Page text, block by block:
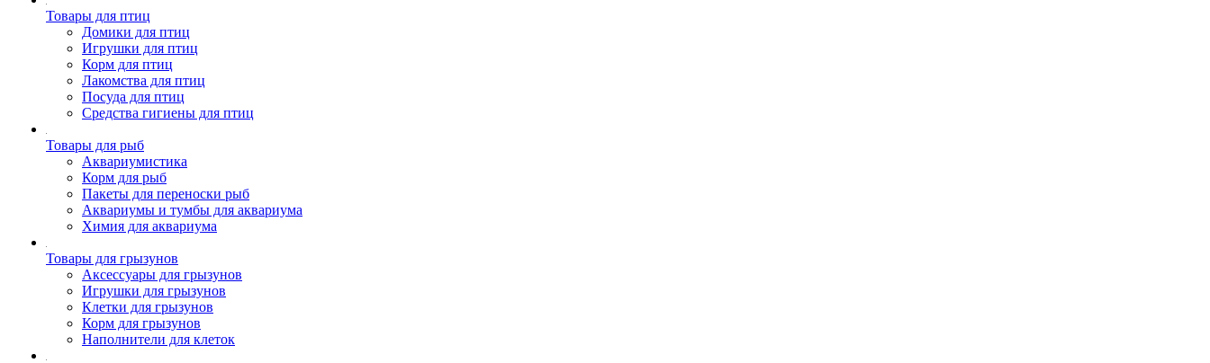
Товары для птиц
Домики для птиц
Игрушки для птиц
Корм для птиц
Лакомства для птиц
Посуда для птиц
Средства гигиены для птиц
Товары для рыб
Аквариумистика
Корм для рыб
Пакеты для переноски рыб
Аквариумы и тумбы для аквариума
Химия для аквариума
Товары для грызунов
Аксессуары для грызунов
Игрушки для грызунов
Клетки для грызунов
Корм для грызунов
Наполнители для клеток